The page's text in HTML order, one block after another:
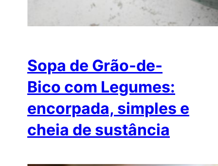
Sopa de Grão-de-
Bico com Legumes:
encorpada, simples e
cheia de sustância